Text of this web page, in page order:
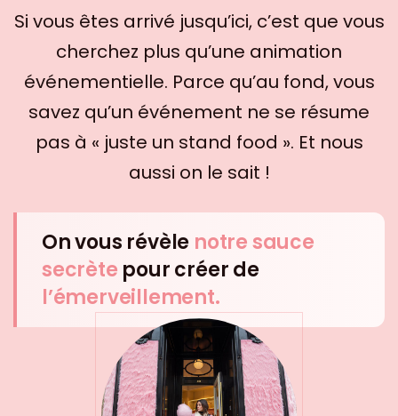
Si vous êtes arrivé jusqu’ici, c’est que vous
cherchez plus qu’une animation
événementielle. Parce qu’au fond, vous
savez qu’un événement ne se résume
pas à « juste un stand food ». Et nous
aussi on le sait !
On vous révèle notre sauce
secrète pour créer de
l’émerveillement.